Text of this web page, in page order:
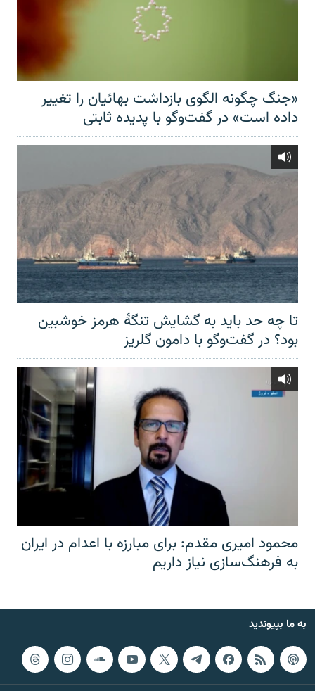
«جنگ چگونه الگوی بازداشت بهائیان را تغییر
داده است» در گفت‌وگو با پدیده ثابتی
تا چه حد باید به گشایش تنگهٔ هرمز خوشبین
بود؟ در گفت‌وگو با دامون گلریز
محمود امیری مقدم: برای مبارزه با اعدام در ایران
به فرهنگ‌سازی نیاز داریم
به ما بپیوندید